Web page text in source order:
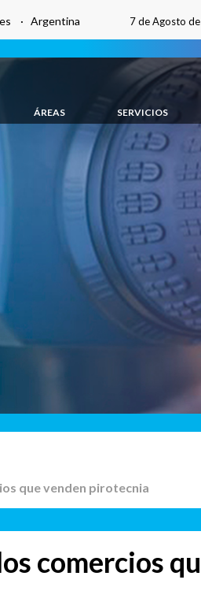
· Argentina 7 de Agosto
ÁREAS SERVICIOS
que venden pirotecnia
comercios